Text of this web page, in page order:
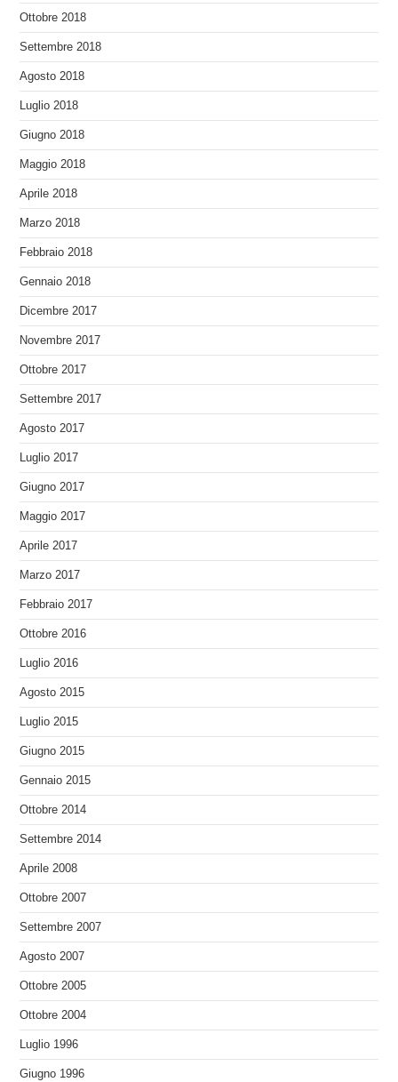
Ottobre 2018
Settembre 2018
Agosto 2018
Luglio 2018
Giugno 2018
Maggio 2018
Aprile 2018
Marzo 2018
Febbraio 2018
Gennaio 2018
Dicembre 2017
Novembre 2017
Ottobre 2017
Settembre 2017
Agosto 2017
Luglio 2017
Giugno 2017
Maggio 2017
Aprile 2017
Marzo 2017
Febbraio 2017
Ottobre 2016
Luglio 2016
Agosto 2015
Luglio 2015
Giugno 2015
Gennaio 2015
Ottobre 2014
Settembre 2014
Aprile 2008
Ottobre 2007
Settembre 2007
Agosto 2007
Ottobre 2005
Ottobre 2004
Luglio 1996
Giugno 1996